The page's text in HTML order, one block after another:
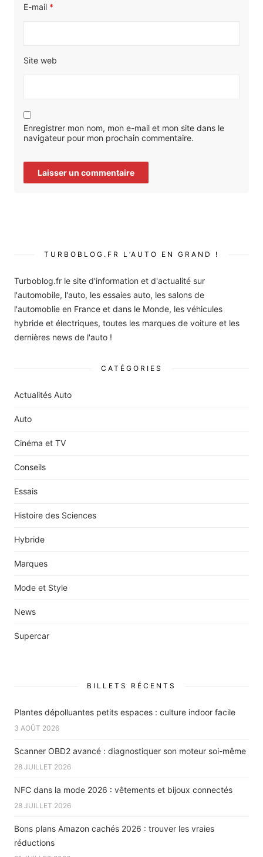
E-mail *
Site web
Enregistrer mon nom, mon e-mail et mon site dans le
navigateur pour mon prochain commentaire.
TURBOBLOG.FR L’AUTO EN GRAND !
Turboblog.fr le site d'information et d'actualité sur
l'automobile, l'auto, les essaies auto, les salons de
l'automoblie en France et dans le Monde, les véhicules
hybride et électriques, toutes les marques de voiture et les
dernières news de l'auto !
CATÉGORIES
Actualités Auto
Auto
Cinéma et TV
Conseils
Essais
Histoire des Sciences
Hybride
Marques
Mode et Style
News
Supercar
BILLETS RÉCENTS
Plantes dépolluantes petits espaces : culture indoor facile
3 AOÛT 2026
Scanner OBD2 avancé : diagnostiquer son moteur soi-même
28 JUILLET 2026
NFC dans la mode 2026 : vêtements et bijoux connectés
28 JUILLET 2026
Bons plans Amazon cachés 2026 : trouver les vraies
réductions